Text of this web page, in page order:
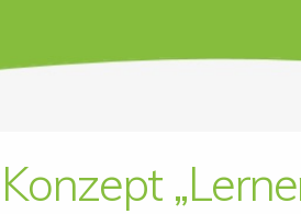
Konzept